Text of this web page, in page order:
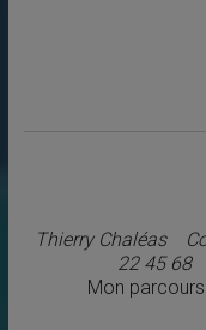
Thierry Chaléas
22 45 68
Mon